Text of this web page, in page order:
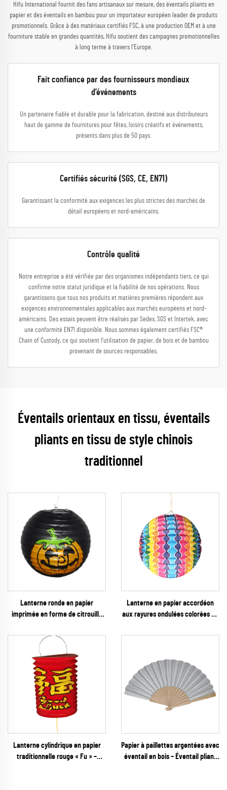
Hifu International fournit des fans artisanaux sur mesure, des éventails pliants en
papier et des éventails en bambou pour un importateur européen leader de produits
promotionnels. Grâce à des matériaux certifiés FSC, à une production OEM et à une
fourniture stable en grandes quantités, Hifu soutient des campagnes promotionnelles
à long terme à travers l’Europe.
Fait confiance par des fournisseurs mondiaux
d’événements
Un partenaire fiable et durable pour la fabrication, destiné aux distributeurs
haut de gamme de fournitures pour fêtes, loisirs créatifs et événements,
présents dans plus de 50 pays.
Certifiés sécurité (SGS, CE, EN71)
Garantissant la conformité aux exigences les plus strictes des marchés de
détail européens et nord-américains.
Contrôle qualité
Notre entreprise a été vérifiée par des organismes indépendants tiers, ce qui
confirme notre statut juridique et la fiabilité de nos opérations. Nous
garantissons que tous nos produits et matières premières répondent aux
exigences environnementales applicables aux marchés européens et nord-
américains. Des essais peuvent être réalisés par Sedex, SGS et Intertek, avec
une conformité EN71 disponible. Nous sommes également certifiés FSC®
Chain of Custody, ce qui soutient l’utilisation de papier, de bois et de bambou
provenant de sources responsables.
Éventails orientaux en tissu, éventails
pliants en tissu de style chinois
traditionnel
Lanterne ronde en papier
imprimée en forme de citrouille
d’Halloween
Lanterne en papier accordéon
aux rayures ondulées colorées en
ribbée vibrante arc-en-ciel pour
Lanterne cylindrique en papier
traditionnelle rouge « Fu » –
Papier à paillettes argentées avec
éventail en bois – Éventail pliant